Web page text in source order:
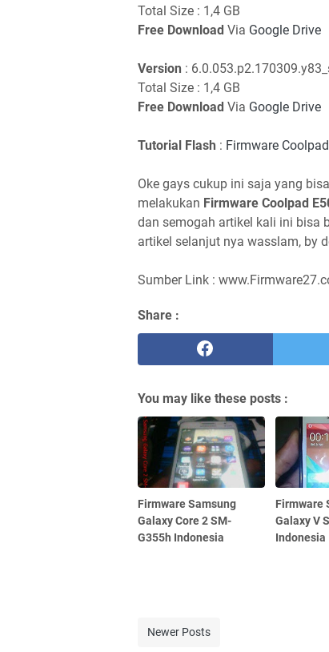
Total Size : 1,4 GB
Free Download Via Google Drive
Version :
Total Size : 1,4 GB
Free Download Via Google Drive
Tutorial Flash : Firmware
Oke gays cukup ini saja yang
melakukan Firmware Coolpad
dan semogah artikel kali ini bisa
artikel selanjut nya wasslam, by
Sumber Link :
Share :
You may like these posts :
Firmware Samsung
Galaxy Core 2 SM-
G355h Indonesia
Firmware
Galaxy V
Indonesia
Newer Posts